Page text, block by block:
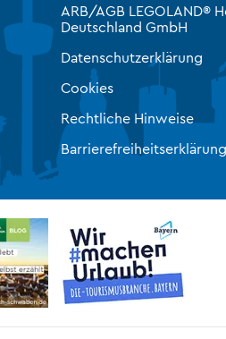
ARB/AGB LEGOLAND®
Deutschland GmbH
Datenschutzerklärung
Cookies
Rechtliche Hinweise
Barrierefreiheitserklärung